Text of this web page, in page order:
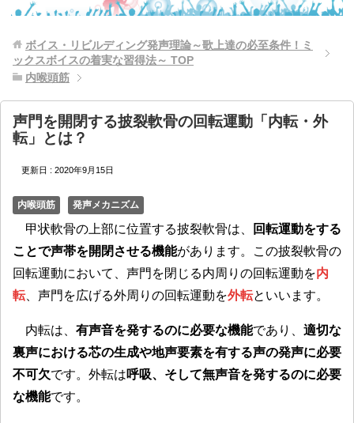
ボイス・リビルディング発声理論～歌上達の必至条件！ミ
ックスボイスの着実な習得法～ TOP
内喉頭筋
声門を開閉する披裂軟骨の回転運動「内転・外
転」とは？
更新日 :2020年9月15日
内喉頭筋 発声メカニズム
甲状軟骨の上部に位置する披裂軟骨は、
回転運動をする
ことで声帯を開閉させる機能があります。この披裂軟骨の
回転運動において、声門を閉じる内周りの回転運動を内
転、声門を広げる外周りの回転運動を外転といいます。
内転は、 有声音を発するのに必要な機能であり、 適切な
裏声における芯の生成や地声要素を有する声の発声に必要
不可欠です。外転は呼吸、そして無声音を発するのに必要
な機能です。